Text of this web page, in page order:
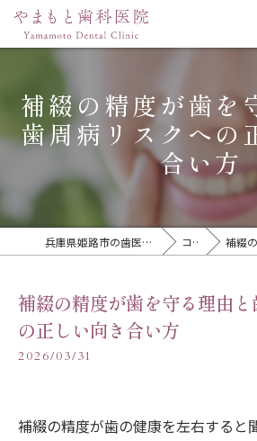
補綴の精度が歯を
歯周病リスクへの
合い方
兵庫県姫路市の歯医者ならやまもと歯科医院 コラム 補綴の精度が
補綴の精度が歯を守る理由
の正しい向き合い方
2026/03/31
補綴の精度が歯の健康を左右すると